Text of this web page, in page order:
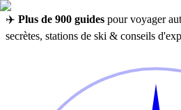
✈️ Plus de 900 guides pour voyager
secrètes, stations de ski & conseils